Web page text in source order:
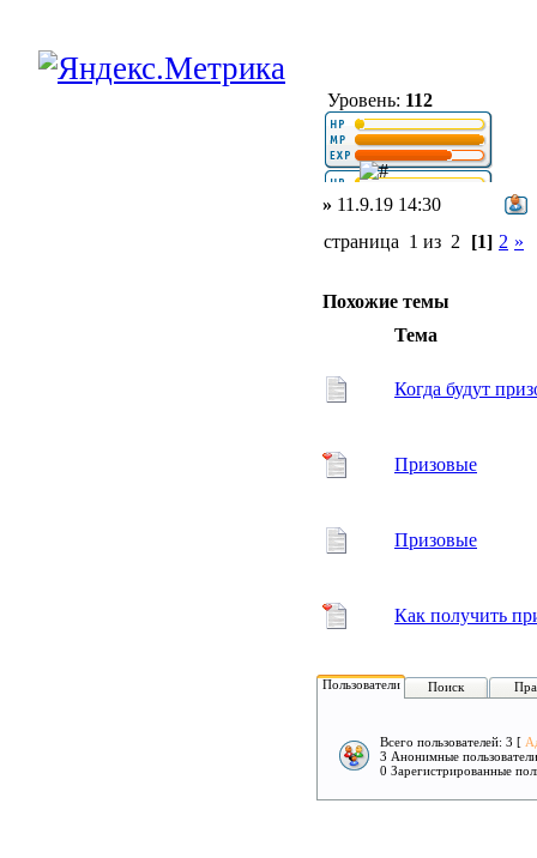
Уровень: 112
» 11.9.19 14:30
страница 1 из 2
[1] 2 »
Похожие темы
Тема
Когда будут
Призовые
Призовые
Как получить
Пользователи Поиск
Всего пользователей: 3 [
3 Анонимные пользователи
0 Зарегистрированные